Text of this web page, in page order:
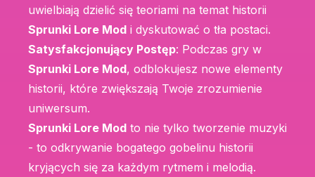
uwielbiają dzielić się teoriami na temat historii
Sprunki Lore Mod i dyskutować o tła postaci.
Satysfakcjonujący Postęp: Podczas gry w
Sprunki Lore Mod, odblokujesz nowe elementy
historii, które zwiększają Twoje zrozumienie
uniwersum.
Sprunki Lore Mod to nie tylko tworzenie muzyki
- to odkrywanie bogatego gobelinu historii
kryjących się za każdym rytmem i melodią.